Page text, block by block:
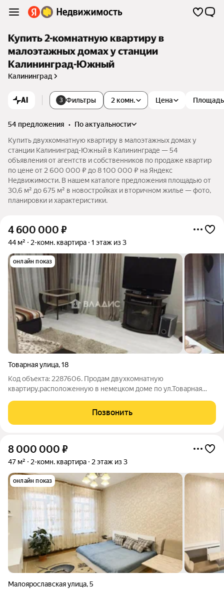
Купить 2-комнатную квартиру в
малоэтажных домах у станции
Калининград-Южный
Калининград
AI 3 Фильтры 2 комн. Цена Площадь
54 предложения •
по актуальности
Купить двухкомнатную квартиру в малоэтажных домах у
станции Калининград-Южный в Калининграде — 54
объявления от агентств и собственников по продаже квартир
по цене от 2 600 000 ₽ до 8 100 000 ₽ на Яндекс
Недвижимости. В нашем каталоге предложения площадью от
30,6 м² до 675 м² в новостройках и вторичном жилье — фото,
планировки и характеристики.
4 600 000 ₽
44 м² 2-комн. квартира 1 этаж из 3
онлайн показ
Товарная улица,18
Код объекта: 2287606. Продам двухкомнатную
квартиру,расположенную в немецком доме по ул.Товарная
свежий ремонт Остается вся мебель и техника Также имеется
просторный подвал Развитая инфраструктура:
Позвонить
8 000 000 ₽
47 м² 2-комн. квартира 2 этаж из 3
онлайн показ
Малоярославская улица,5